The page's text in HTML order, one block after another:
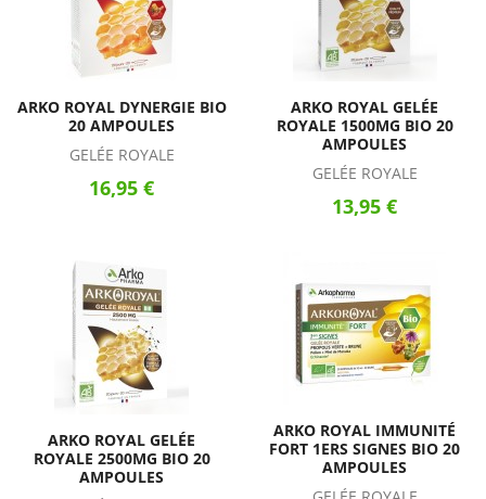
ARKO ROYAL DYNERGIE BIO
20 AMPOULES
GELÉE ROYALE
16,95 €
ARKO ROYAL GELÉE
ROYALE 1500MG BIO 20
AMPOULES
GELÉE ROYALE
13,95 €
ARKO ROYAL GELÉE
ROYALE 2500MG BIO 20
AMPOULES
ARKO ROYAL IMMUNITÉ
FORT 1ERS SIGNES BIO 20
AMPOULES